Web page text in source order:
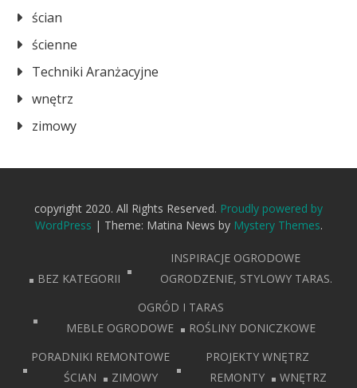
ścian
ścienne
Techniki Aranżacyjne
wnętrz
zimowy
copyright 2020. All Rights Reserved. Proudly powered by
WordPress | Theme: Matina News by Mystery Themes.
BEZ KATEGORII
INSPIRACJE OGRODOWE
OGRODZENIE, STYLOWY TARAS.
OGRÓD I TARAS
MEBLE OGRODOWE
ROŚLINY DONICZKOWE
PORADNIKI REMONTOWE
ŚCIAN
ZIMOWY
PROJEKTY WNĘTRZ
REMONTY
WNĘTRZ